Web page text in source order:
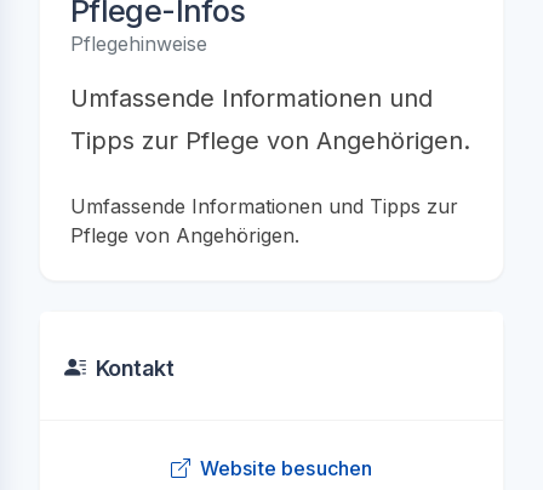
Pflege-Infos
Pflegehinweise
Umfassende Informationen und
Tipps zur Pflege von Angehörigen.
Umfassende Informationen und Tipps zur
Pflege von Angehörigen.
Kontakt
Website besuchen